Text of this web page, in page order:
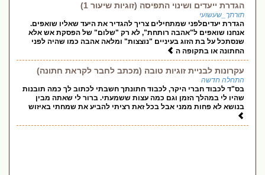
הגדרת ייעדים ושינוי התפיסה (זוגיות שיעור 1)
תורתך_שעשועי
הגדרת יעדיםלפני שמתחילים צריך להגדיר את היעד שאליו שואפים.
אנחנו שואפים ל"אהבה רותחת", לא רק "שלום" של הפסקת אש אלא
שנסתכל על בת הזוג בעיניים "נוצצות" ומלאה אהבה כמו שהיה לפני
החתונה או בתקופה ה
עקרונות לבניית זוגיות טובה (מכתב לחבר לקראת חתונה)
התחלה חדשה
בס"ד לכבוד חברי היקר, לכבוד חתונתך חשבתי לכתוב לך כמה תובנות
שהיו לי במהלך הזמן וגם כמה עצות ששמעתי. ברור לי שאתה מבין
בנושא לא פחות ממני אבל בכל זאת רציתי להביע את שמחתי באיזוש